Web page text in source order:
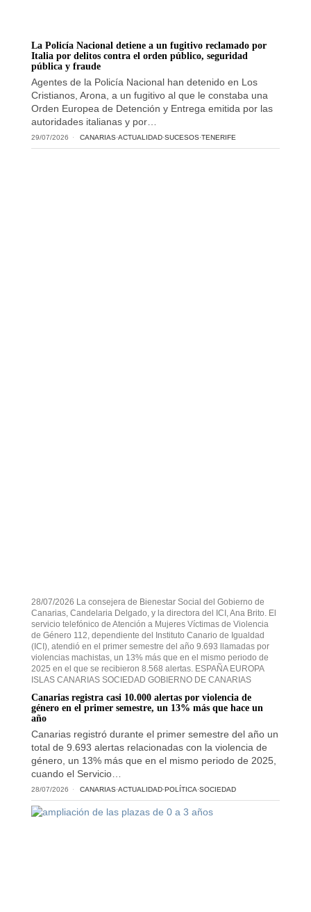
La Policía Nacional detiene a un fugitivo reclamado por
Italia por delitos contra el orden público, seguridad
pública y fraude
Agentes de la Policía Nacional han detenido en Los
Cristianos, Arona, a un fugitivo al que le constaba una
Orden Europea de Detención y Entrega emitida por las
autoridades italianas y por…
29/07/2026 CANARIAS·ACTUALIDAD·SUCESOS·TENERIFE
28/07/2026 La consejera de Bienestar Social del Gobierno de
Canarias, Candelaria Delgado, y la directora del ICI, Ana Brito. El
servicio telefónico de Atención a Mujeres Víctimas de Violencia
de Género 112, dependiente del Instituto Canario de Igualdad
(ICI), atendió en el primer semestre del año 9.693 llamadas por
violencias machistas, un 13% más que en el mismo periodo de
2025 en el que se recibieron 8.568 alertas. ESPAÑA EUROPA
ISLAS CANARIAS SOCIEDAD GOBIERNO DE CANARIAS
Canarias registra casi 10.000 alertas por violencia de
género en el primer semestre, un 13% más que hace un
año
Canarias registró durante el primer semestre del año un
total de 9.693 alertas relacionadas con la violencia de
género, un 13% más que en el mismo periodo de 2025,
cuando el Servicio…
28/07/2026 CANARIAS·ACTUALIDAD·POLÍTICA·SOCIEDAD